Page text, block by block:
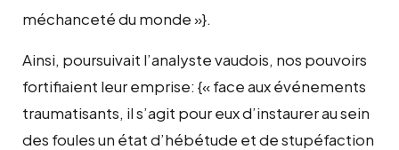
méchanceté du monde »}.
Ainsi, poursuivait l’analyste vaudois, nos pouvoirs
fortifiaient leur emprise: {« face aux événements
traumatisants, il s’agit pour eux d’instaurer au sein
des foules un état d’hébétude et de stupéfaction